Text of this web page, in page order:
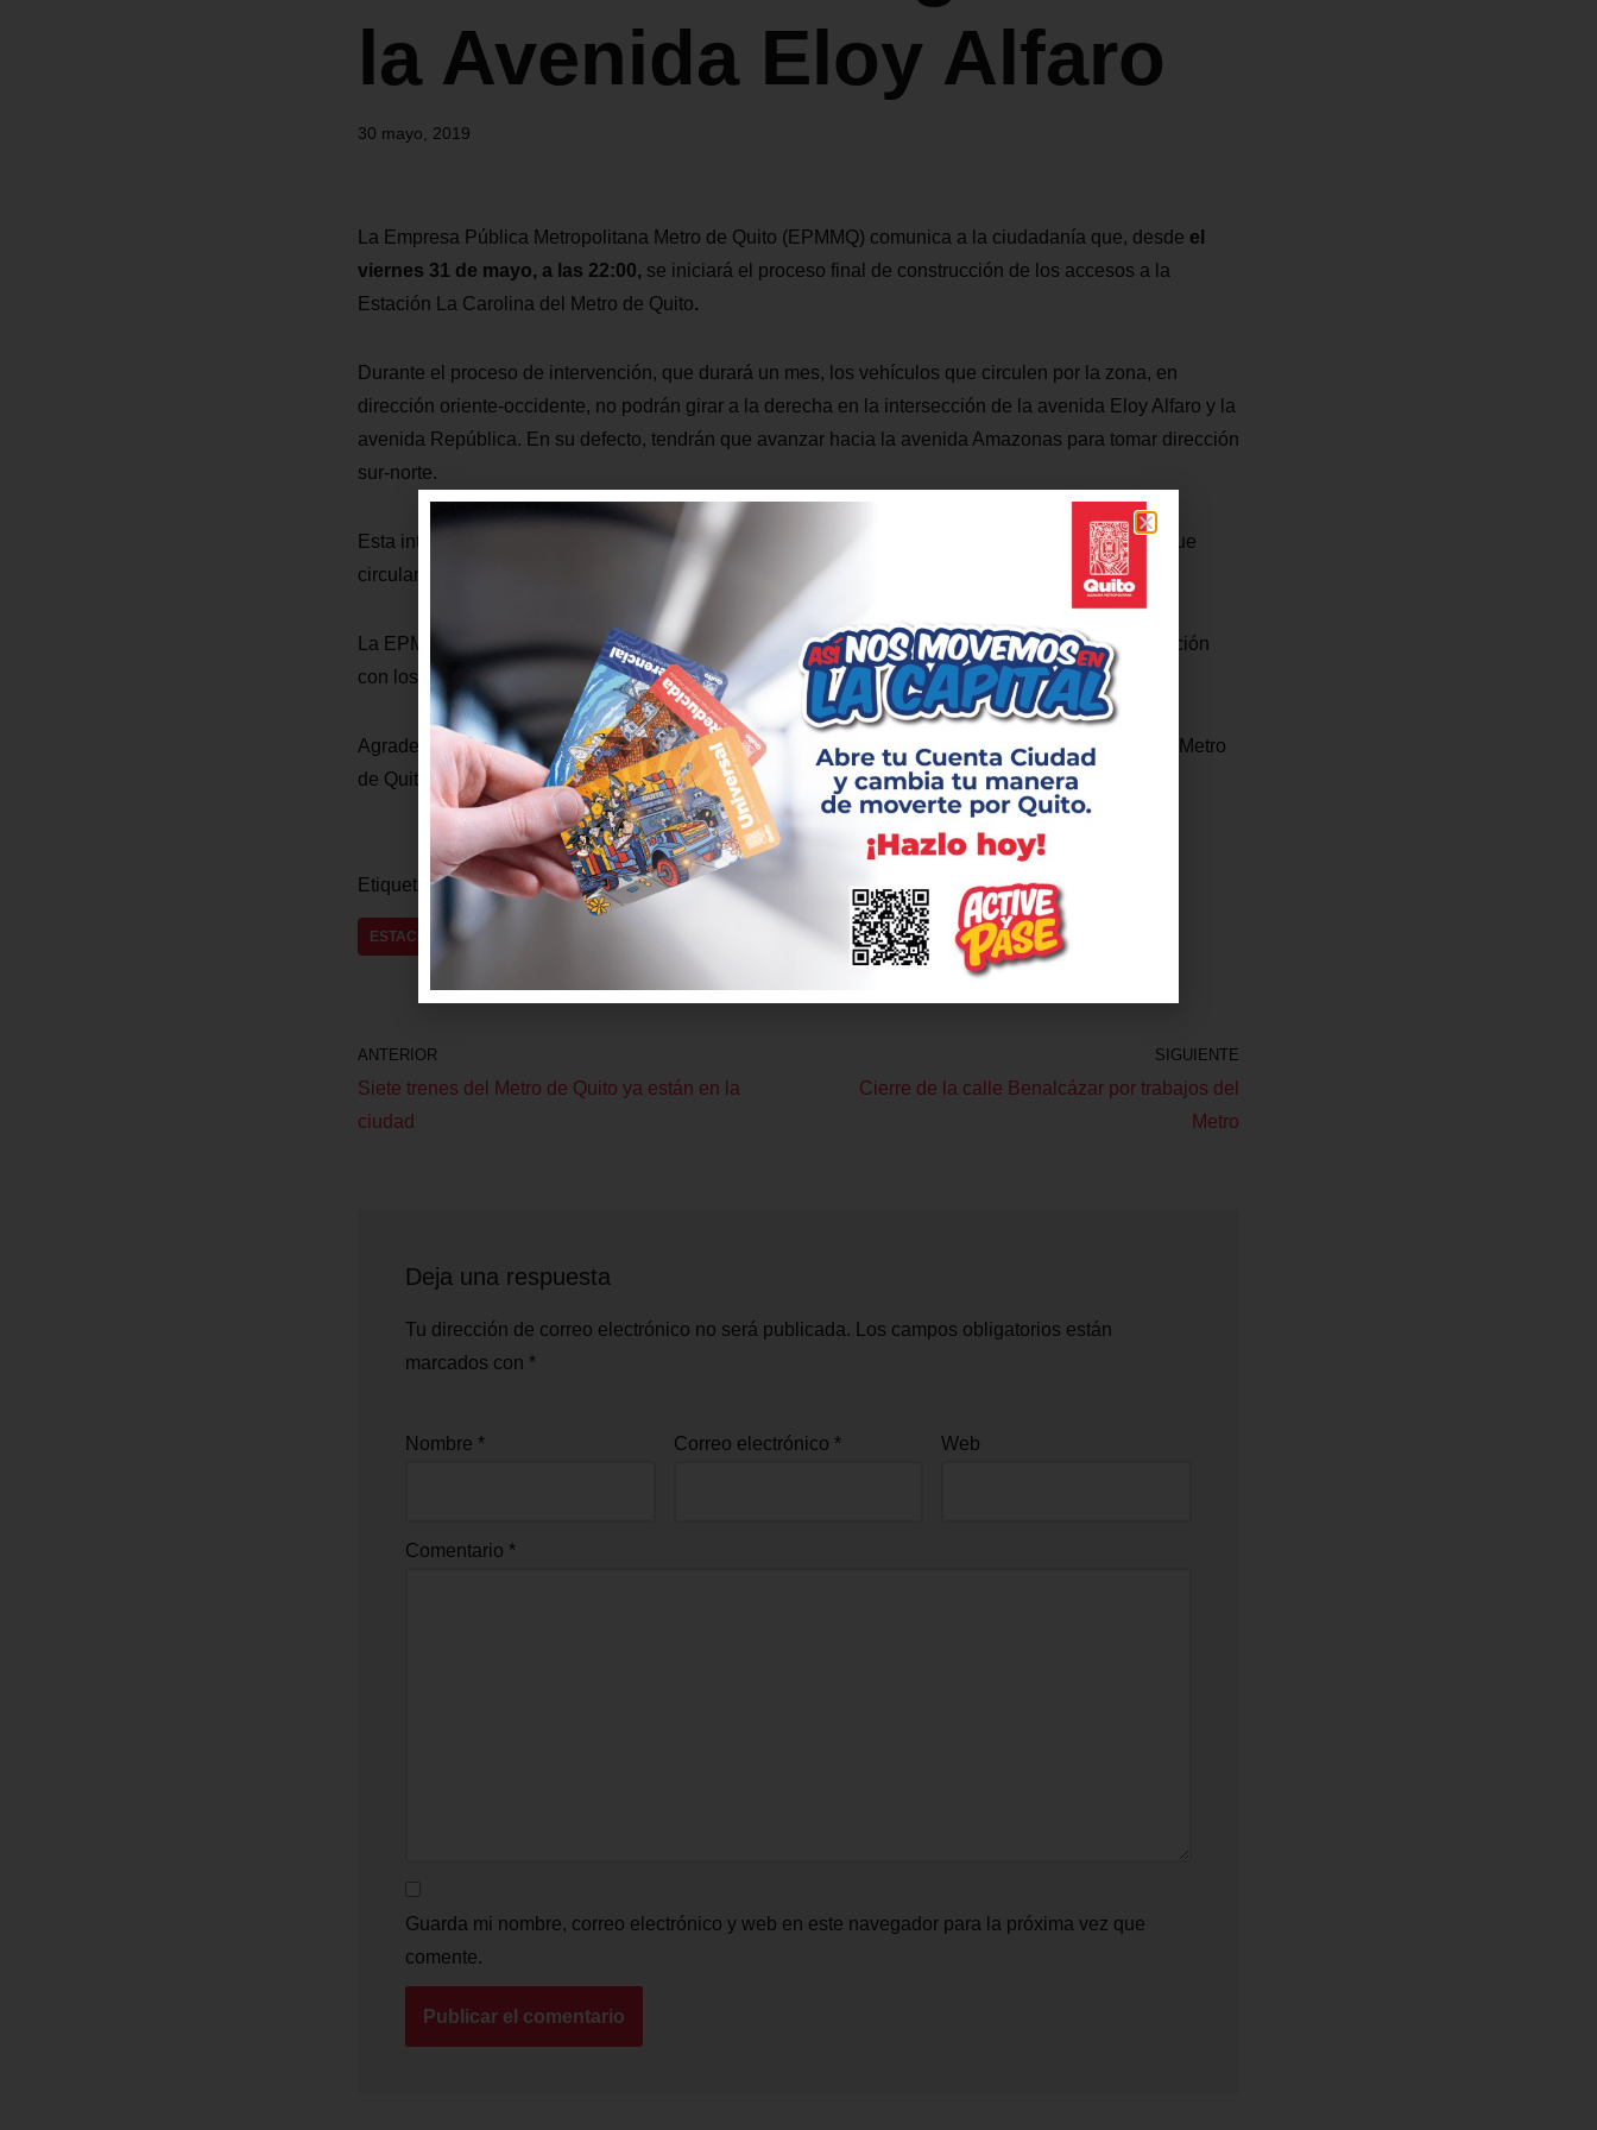
la Avenida Eloy Alfaro
30 mayo, 2019
La Empresa Pública Metropolitana Metro de Quito (EPMMQ) comunica a la ciudadanía que, desde el
viernes 31 de mayo, a las 22:00, se iniciará el proceso final de construcción de los accesos a la
Estación La Carolina del Metro de Quito.
Durante el proceso de intervención, que durará un mes, los vehículos que circulen por la zona, en
dirección oriente-occidente, no podrán girar a la derecha en la intersección de la avenida Eloy Alfaro y la
avenida República. En su defecto, tendrán que avanzar hacia la avenida Amazonas para tomar dirección
sur-norte.
Esta intervención se realiza con la intención de precautelar la integridad de peatones y ciclistas que
circulan en la zona del Parque La Carolina.
La EPMMQ trabaja permanentemente en la planificación de todas las intervenciones en coordinación
con los vecinos de las zonas, y así causar el menor impacto posible a la ciudadanía.
Agradecemos la comprensión y el apoyo de la ciudadanía en la etapa final de la construcción del Metro
de Quito, el primero del Ecuador, que ya es una realidad para hacer Quito grande otra vez.
Etiquetas: AV ELOY ALFARO AV REPÚBLICA CIRCULACIÓN VEHICULAR
ESTACIÓN CAROLINA
ANTERIOR
Siete trenes del Metro de Quito ya están en la
ciudad
SIGUIENTE
Cierre de la calle Benalcázar por trabajos del
Metro
Deja una respuesta
Tu dirección de correo electrónico no será publicada.
Los campos obligatorios están
marcados con *
Nombre * Correo electrónico * Web
Comentario *
Guarda mi nombre, correo electrónico y web en este navegador para la próxima vez que
comente.